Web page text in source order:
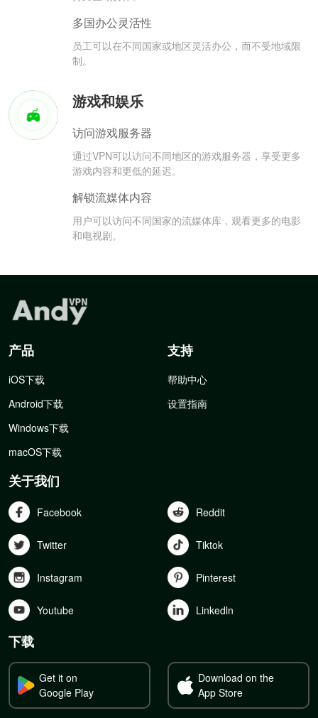
多国办公灵活性
员工可以在不同国家或地区灵活办公，而不受地域限
制。
游戏和娱乐
访问游戏服务器
通过VPN可以访问不同地区的游戏服务器，享受更多
游戏内容和更低的延迟。
解锁流媒体内容
用户可以访问不同国家的流媒体库，观看更多的电影
和电视剧。
产品
iOS下载
Android下载
Windows下载
macOS下载
支持
帮助中心
设置指南
关于我们
Facebook Reddit
Twitter Tiktok
Instagram Pinterest
Youtube Linkedln
下载
Get it on
Google Play
Download on the
App Store